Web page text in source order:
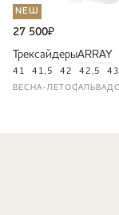
NEW
27 500₽
ТрексайдерыARRAY
41 41,5 42 42,5 43
ВЕСНА-ЛЕТО